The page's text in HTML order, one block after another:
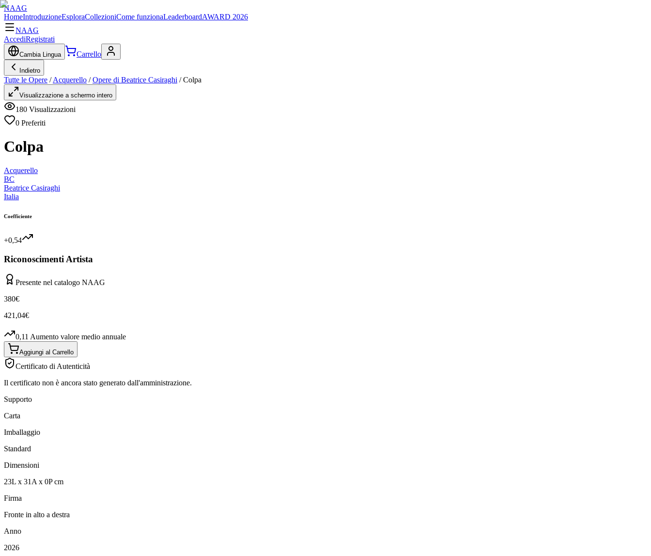
NAAG
HomeIntroduzioneEsploraCollezioniCome funzionaLeaderboardAWARD 2026
NAAG
AccediRegistrati
Cambia Lingua Carrello
Indietro
Tutte le Opere / Acquerello / Opere di Beatrice Casiraghi /Colpa
Visualizzazione a schermo intero
180 Visualizzazioni
0 Preferiti
Colpa
Acquerello
BC
Beatrice Casiraghi
Italia
Coefficiente
+0,54
Riconoscimenti Artista
Presente nel catalogo NAAG
380€
421,04€
0,11 Aumento valore medio annuale
Aggiungi al Carrello
Certificato di Autenticità
Il certificato non è ancora stato generato dall'amministrazione.
Supporto
Carta
Imballaggio
Standard
Dimensioni
23L x 31 A x 0Pcm
Firma
Fronte in alto a destra
Anno
2026